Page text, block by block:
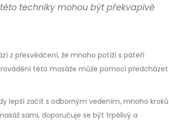
techniky mohou být překvapivě
z přesvědčení, že mnoho potíží s páteří
této masáže může pomoci předcházet
lepší začít s odborným vedením, mnoho kroků
sami, doporučuje se být trpělivý a